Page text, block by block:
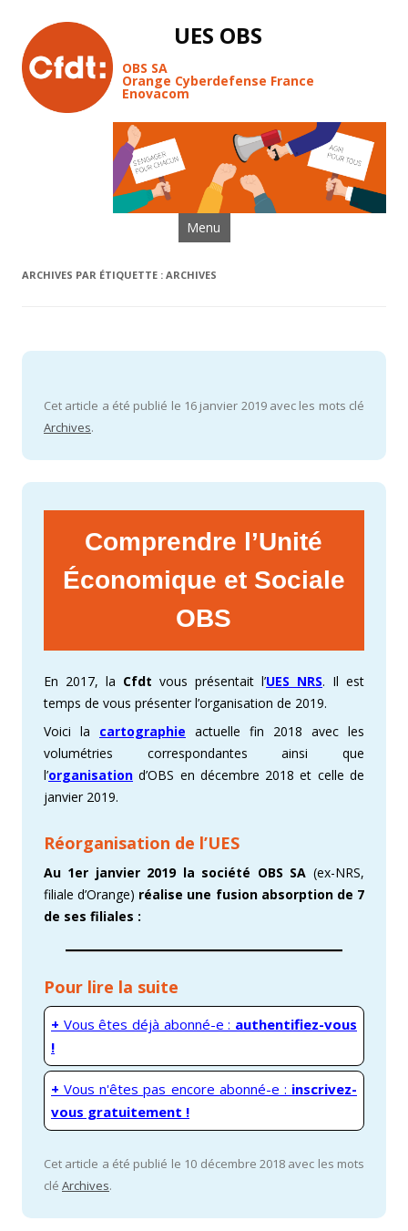
UES OBS
OBS SA
Orange Cyberdefense France
Enovacom
Menu Aller au contenu
ARCHIVES PAR ÉTIQUETTE : ARCHIVES
Cet article a été publié le 16 janvier 2019 avec les mots clé
Archives.
Comprendre l’Unité
Économique et Sociale
OBS
En 2017, la Cfdt vous présentait l’UES NRS. Il est
temps de vous présenter l’organisation de 2019.
Voici la cartographie actuelle fin 2018 avec les
volumétries correspondantes ainsi que
l’organisation d’OBS en décembre 2018 et celle de
janvier 2019.
Réorganisation de l’UES
Au 1er janvier 2019 la société OBS SA (ex-NRS,
filiale d’Orange) réalise une fusion absorption de 7
de ses filiales :
Pour lire la suite
+ Vous êtes déjà abonné-e : authentifiez-vous
!
+ Vous n'êtes pas encore abonné-e : inscrivez-
vous gratuitement !
Cet article a été publié le 10 décembre 2018 avec les mots
clé Archives.